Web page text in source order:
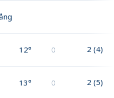
12° 0 2 (4)
13° 0 2 (5)